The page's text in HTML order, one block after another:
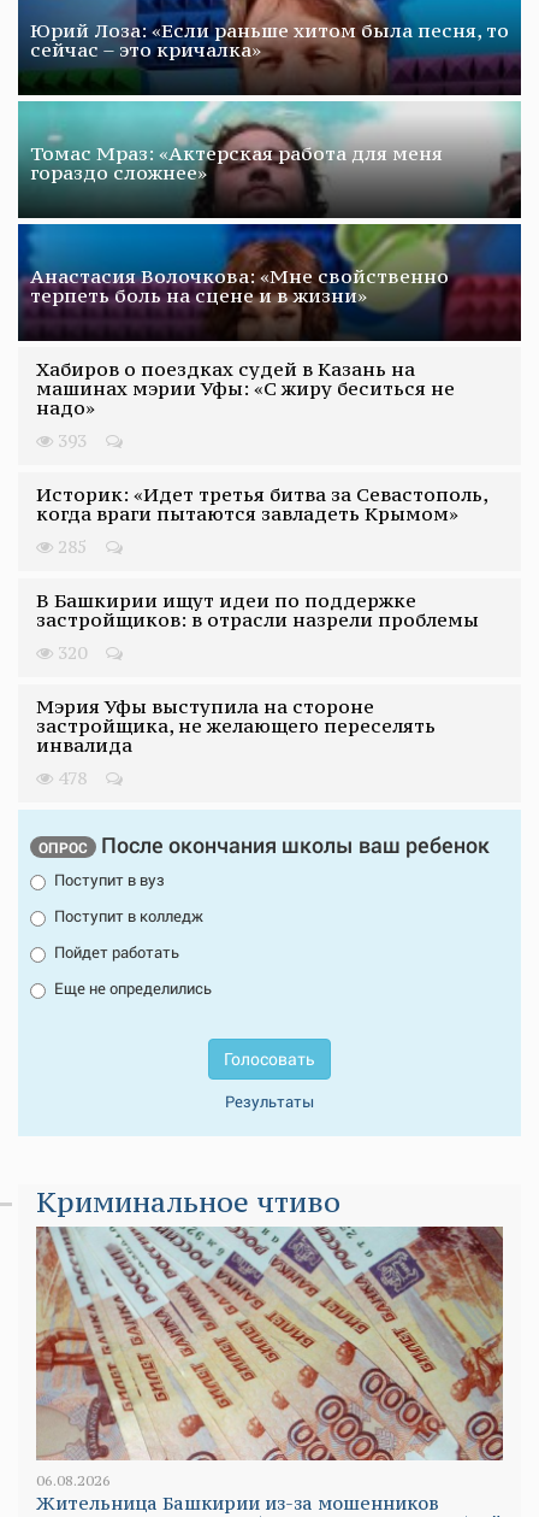
Юрий Лоза: «Если раньше хитом была песня, то
сейчас – это кричалка»
Томас Мраз: «Актерская работа для меня
гораздо сложнее»
Анастасия Волочкова: «Мне свойственно
терпеть боль на сцене и в жизни»
Хабиров о поездках судей в Казань на
машинах мэрии Уфы: «С жиру беситься не
надо»
393
Историк: «Идет третья битва за Севастополь,
когда враги пытаются завладеть Крымом»
285
В Башкирии ищут идеи по поддержке
застройщиков: в отрасли назрели проблемы
320
Мэрия Уфы выступила на стороне
застройщика, не желающего переселять
инвалида
478
ОПРОС После окончания школы ваш ребенок
Поступит в вуз
Поступит в колледж
Пойдет работать
Еще не определились
Голосовать
Результаты
Криминальное чтиво
06.08.2026
Жительница Башкирии из-за мошенников